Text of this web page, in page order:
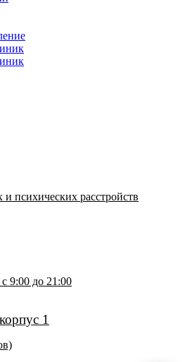
психических расстройств
с 9:00 до 21:00
1